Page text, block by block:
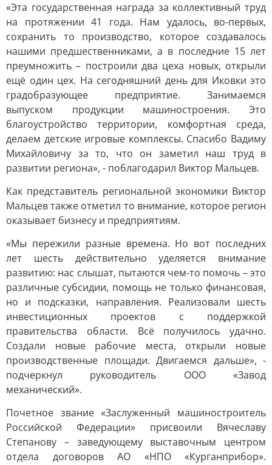
«Эта государственная награда за коллективный труд
на протяжении 41 года. Нам удалось, во-первых,
сохранить то производство, которое создавалось
нашими предшественниками, а в последние 15 лет
преумножить – построили два цеха новых, открыли
ещё один цех. На сегодняшний день для Иковки это
градобразующее предприятие. Занимаемся
выпуском продукции машиностроения. Это
благоустройство территории, комфортная среда,
делаем детские игровые комплексы. Спасибо Вадиму
Михайловичу за то, что он заметил наш труд в
развитии региона», - поблагодарил Виктор Мальцев.
Как представитель региональной экономики Виктор
Мальцев также отметил то внимание, которое регион
оказывает бизнесу и предприятиям.
«Мы пережили разные времена. Но вот последних
лет шесть действительно уделяется внимание
развитию: нас слышат, пытаются чем-то помочь – это
различные субсидии, помощь не только финансовая,
но и подсказки, направления. Реализовали шесть
инвестиционных проектов с поддержкой
правительства области. Всё получилось удачно.
Создали новые рабочие места, открыли новые
производственные площади. Двигаемся дальше», -
подчеркнул руководитель ООО «Завод
механический».
Почетное звание «Заслуженный машиностроитель
Российской Федерации» присвоили Вячеславу
Степанову – заведующему выставочным центром
отдела договоров АО «НПО «Курганприбор».